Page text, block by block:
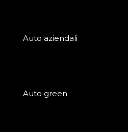
Auto aziendali
Auto green